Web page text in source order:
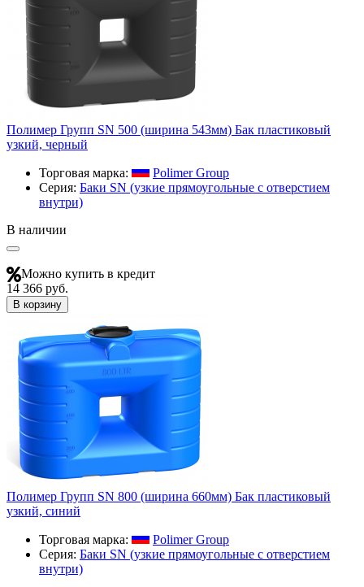
Полимер Групп SN 500 (ширина 543мм) Бак пластиковый
узкий, черный
Торговая марка:
Polimer Group
Серия: Баки SN (узкие прямоугольные с отверстием
внутри)
В наличии
Можно купить в кредит
14 366 руб.
В корзину
Полимер Групп SN 800 (ширина 660мм) Бак пластиковый
узкий, синий
Торговая марка:
Polimer Group
Серия: Баки SN (узкие прямоугольные с отверстием
внутри)